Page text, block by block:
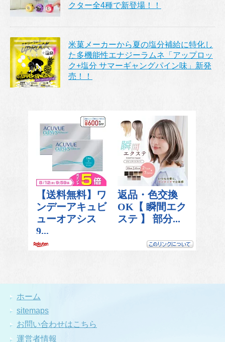
クター全4種で新登場！！
米菓メーカーから夏の塩分補給に特化し
た多機能性エナジーラムネ「アップロッ
ク+塩分 サマーギャングパイン味」新発
売！！
ホーム
sitemaps
お問い合わせはこちら
運営者情報